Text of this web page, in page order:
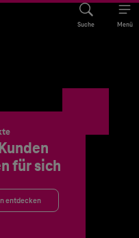
Suche Menü
für sich
entdecken